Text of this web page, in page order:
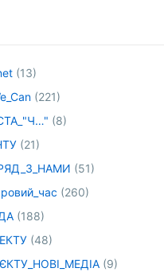
(13)
(221)
(8)
(21)
(51)
(260)
(188)
(48)
(9)